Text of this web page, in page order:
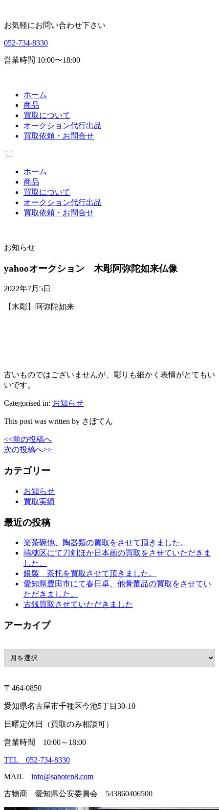
お気軽にお問い合わせ下さい
052-734-8330
営業時間 10:00〜18:00
ホーム
商品
買取について
オークション代行出品
買取依頼・お問合せ
ホーム
商品
買取について
オークション代行出品
買取依頼・お問合せ
お知らせ
yahooオークション 木彫阿弥陀如来仏像
2022年7月5日
【木彫】阿弥陀如来
古いものではございませんが、彫りも細かく表情がとてもい
いです。
Categorised in: お知らせ
This post was written by さぼてん
<<前の投稿へ
次の投稿へ>>
カテゴリー
お知らせ
買取実績
最近の投稿
楽茶碗他、陶器類の買取をさせて頂きました。
瑞穂区にて刀剣ほか日本画の買取をさせていただきま
した。
銀製 茶托を買取させて頂きました。
愛知県豊田市にて春日卓、他骨董品の買取をさせてい
ただきました。
古銭買取させていただきました
アーカイブ
〒464-0850
愛知県名古屋市千種区今池5丁目30-10
日曜定休日（買取のみ相談可）
営業時間 10:00～18:00
TEL 052-734-8330
MAIL info@saboten8.com
古物商 愛知県公安委員会 543860406500